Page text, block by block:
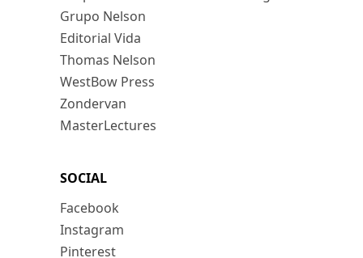
Grupo Nelson
Editorial Vida
Thomas Nelson
WestBow Press
Zondervan
MasterLectures
SOCIAL
Facebook
Instagram
Pinterest